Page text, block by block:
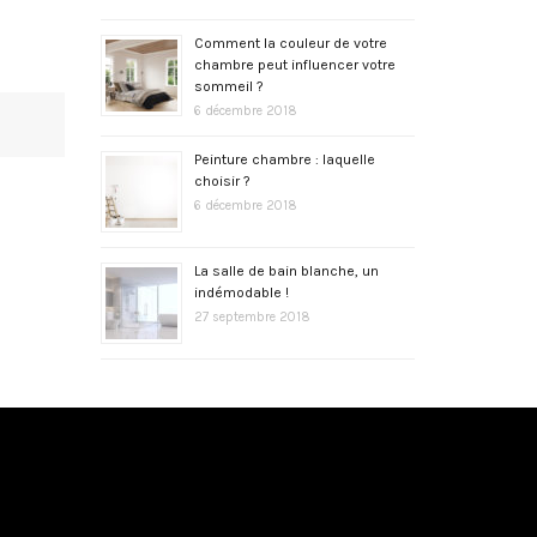
Comment la couleur de votre
chambre peut influencer votre
sommeil ?
6 décembre 2018
Peinture chambre : laquelle
choisir ?
6 décembre 2018
La salle de bain blanche, un
indémodable !
27 septembre 2018